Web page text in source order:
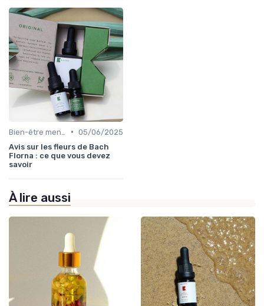
• 05/06/2025
Avis sur les fleurs de Bach
Florna : ce que vous devez
savoir
À lire aussi